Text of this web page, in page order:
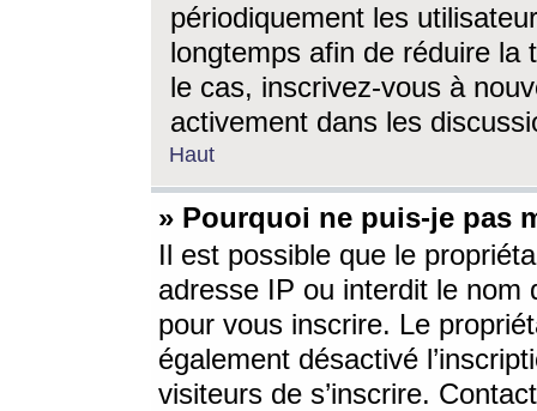
périodiquement les
longtemps afin de réduire la
le cas, inscrivez-vous à
activement dans les
Haut
» Pourquoi ne puis-je pas
Il est possible que le
adresse IP ou interdit le nom
pour vous inscrire. Le
également désactivé
visiteurs de s’inscrire.